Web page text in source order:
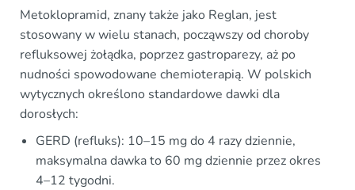
Metoklopramid, znany także jako Reglan, jest
stosowany w wielu stanach, począwszy od choroby
refluksowej żołądka, poprzez gastroparezy, aż po
nudności spowodowane chemioterapią. W polskich
wytycznych określono standardowe dawki dla
dorosłych:
GERD (refluks): 10–15 mg do 4 razy dziennie,
maksymalna dawka to 60 mg dziennie przez okres
4–12 tygodni.